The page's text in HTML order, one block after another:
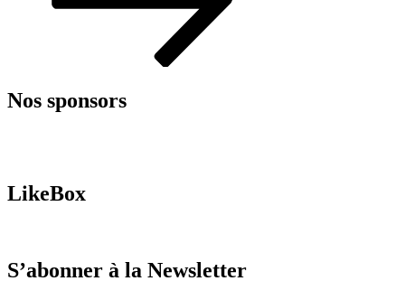
Nos sponsors
LikeBox
S’abonner à la Newsletter